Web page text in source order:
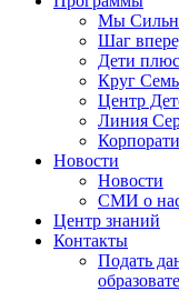
Мы
Шаг
Дети плюс
Круг
Центр
Линия
Новости
Новости
СМИ о
Центр знаний
Контакты
Подать